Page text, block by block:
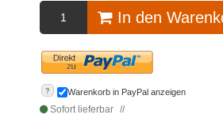
In den
? Warenkorb in PayPal anzeigen
Sofort lieferbar